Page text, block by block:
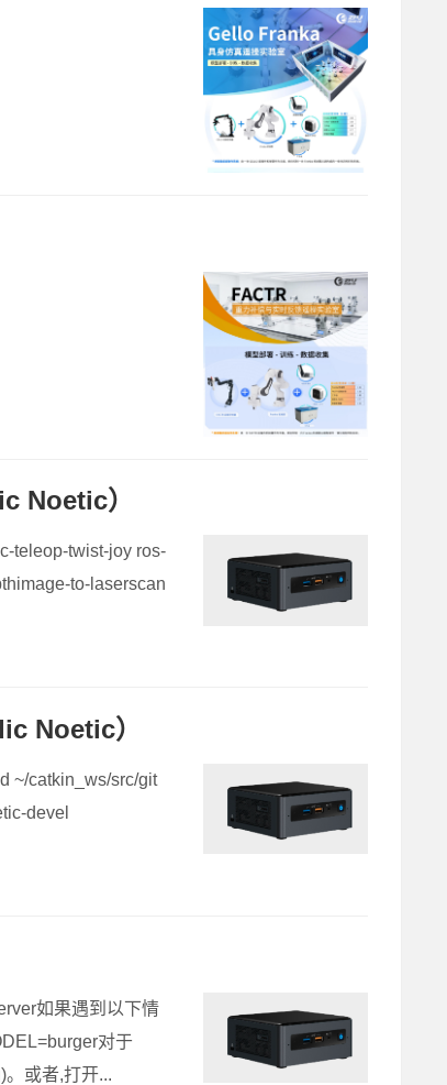
Noetic）
teleop-twist-joy ros-
to-laserscan
Noetic）
~/catkin_ws/src/git
devel
如果遇到以下情
对于
或者,打开...